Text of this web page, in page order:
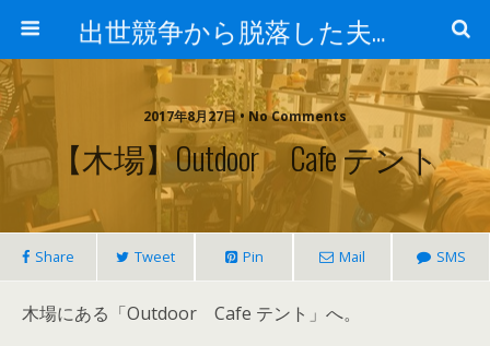
出世競争から脱落した夫と妻の日常
2017年8月27日 • No Comments
【木場】Outdoor Cafe テント
Share Tweet Pin Mail SMS
木場にある「Outdoor Cafe テント」へ。